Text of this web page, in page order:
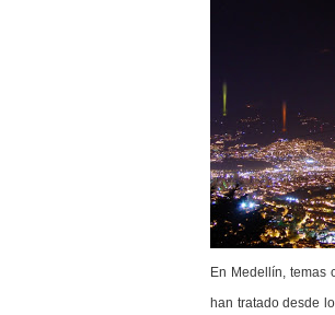
En Medellín, temas
han tratado desde